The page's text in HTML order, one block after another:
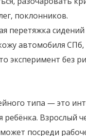
поклонников.
перетяжка
автомобиля
эксперимент без
типа — это
ребёнка. Взрослый
посреди